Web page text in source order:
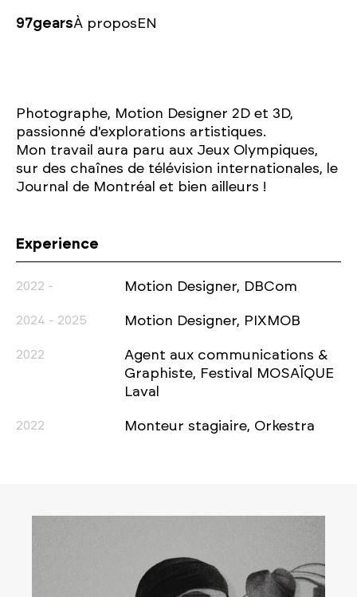
97gearsÀ propos EN
Photographe, Motion Designer 2D et 3D,
passionné d'explorations artistiques.
Mon travail aura paru aux Jeux Olympiques,
sur des chaînes de télévision internationales, le
Journal de Montréal et bien ailleurs !
2022 - Motion Designer, DBCom
Motion Designer, PIXMOB
2024 - 2025
2022
2022
Agent aux communications &
Graphiste, Festival MOSAÏQUE
Laval
Monteur stagiaire, Orkestra
Experience